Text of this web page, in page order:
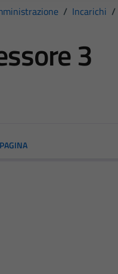
/ Incarichi /
3